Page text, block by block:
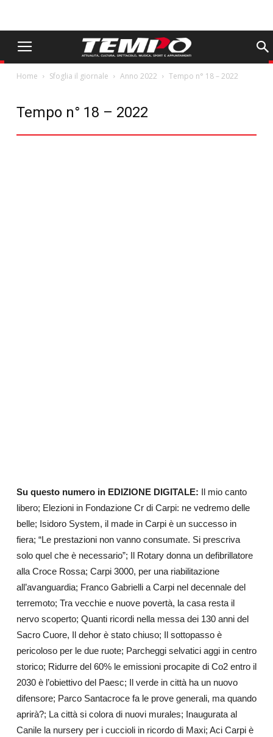
Home Sfoglia il giornale Anno 2022 Tempo n° 18 – 2022
Tempo n° 18 – 2022
Su questo numero in EDIZIONE DIGITALE: Il mio canto
libero; Elezioni in Fondazione Cr di Carpi: ne vedremo delle
belle; Isidoro System, il made in Carpi è un successo in
fiera; “Le prestazioni non vanno consumate. Si prescriva
solo quel che è necessario”; Il Rotary donna un defibrillatore
alla Croce Rossa; Carpi 3000, per una riabilitazione
all’avanguardia; Franco Gabrielli a Carpi nel decennale del
terremoto; Tra vecchie e nuove povertà, la casa resta il
nervo scoperto; Quanti ricordi nella messa dei 130 anni del
Sacro Cuore, Il dehor è stato chiuso; Il sottopasso è
pericoloso per le due ruote; Parcheggi selvatici aggi in centro
storico; Ridurre del 60% le emissioni procapite di Co2 entro il
2030 è l’obiettivo del Paesc; Il verde in città ha un nuovo
difensore; Parco Santacroce fa le prove generali, ma quando
aprirà?; La città si colora di nuovi murales; Inaugurata al
Canile la nursery per i cuccioli in ricordo di Maxi; Aci Carpi è